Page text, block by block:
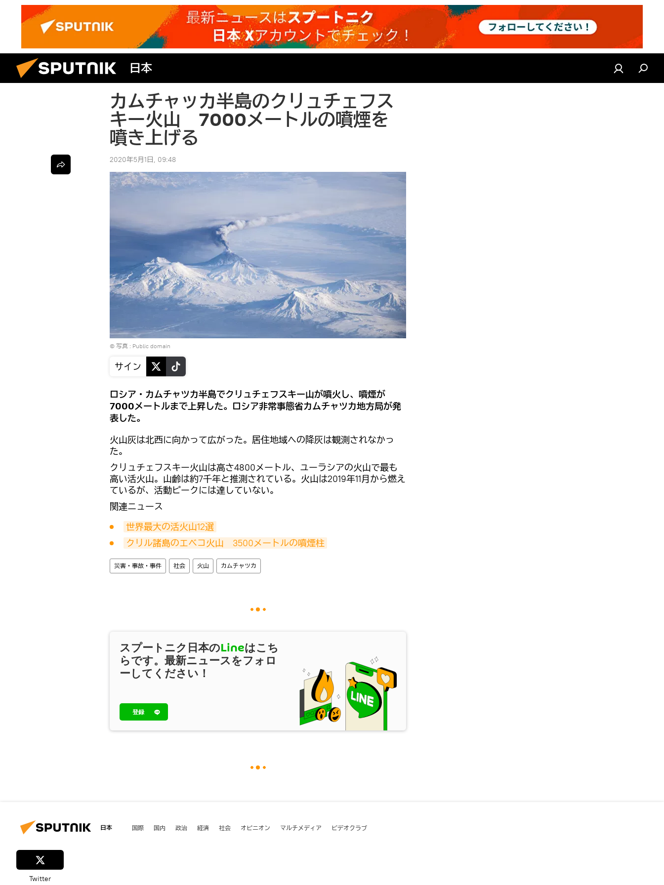
日本
カムチャッカ半島のクリュチェフス
キー火山 7000メートルの噴煙を
噴き上げる
2020年5月1日, 09:48
© 写真 : Public domain
サイン
ロシア・カムチャツカ半島でクリュチェフスキー山が噴火し、噴煙が
7000メートルまで上昇した。ロシア非常事態省カムチャツカ地方局が発
表した。
火山灰は北西に向かって広がった。居住地域への降灰は観測されなかっ
た。
クリュチェフスキー火山は高さ4800メートル、ユーラシアの火山で最も
高い活火山。山齢は約7千年と推測されている。火山は2019年11月から燃え
ているが、活動ピークには達していない。
関連ニュース
世界最大の活火山12選
クリル諸島のエベコ火山　3500メートルの噴煙柱
災害・事故・事件 社会 火山 カムチャツカ
スプートニク日本のLineはこち
らです。最新ニュースをフォロ
ーしてください！
登録
日本 国際 国内 政治 経済 社会 オピニオン マルチメディア ビデオクラブ
Twitter